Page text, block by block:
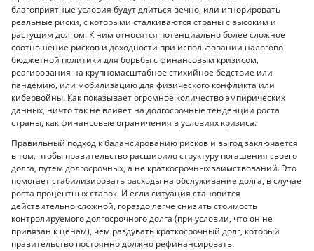
благоприятные условия будут длиться вечно, или игнорировать
реальные риски, с которыми сталкиваются страны с высоким и
растущим долгом. К ним относятся потенциально более сложное
соотношение рисков и доходности при использовании налогово-
бюджетной политики для борьбы с финансовым кризисом,
реагирования на крупномасштабное стихийное бедствие или
пандемию, или мобилизацию для физического конфликта или
кибервойны. Как показывает огромное количество эмпирических
данных, ничто так не влияет на долгосрочные тенденции роста
страны, как финансовые ограничения в условиях кризиса.
Правильный подход к балансированию рисков и выгод заключается
в том, чтобы правительство расширило структуру погашения своего
долга, путем долгосрочных, а не краткосрочных заимствований. Это
помогает стабилизировать расходы на обслуживание долга, в случае
роста процентных ставок. И если ситуация становится
действительно сложной, гораздо легче снизить стоимость
контролируемого долгосрочного долга (при условии, что он не
привязан к ценам), чем раздувать краткосрочный долг, который
правительство постоянно должно рефинансировать.